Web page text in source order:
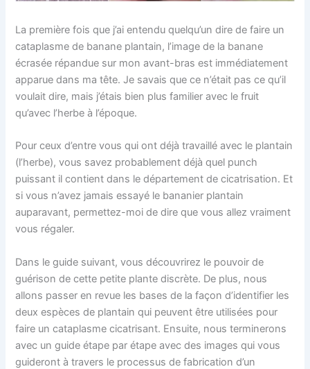
La première fois que j’ai entendu quelqu’un dire de faire un
cataplasme de banane plantain, l’image de la banane
écrasée répandue sur mon avant-bras est immédiatement
apparue dans ma tête. Je savais que ce n’était pas ce qu’il
voulait dire, mais j’étais bien plus familier avec le fruit
qu’avec l’herbe à l’époque.
Pour ceux d’entre vous qui ont déjà travaillé avec le plantain
(l’herbe), vous savez probablement déjà quel punch
puissant il contient dans le département de cicatrisation. Et
si vous n’avez jamais essayé le bananier plantain
auparavant, permettez-moi de dire que vous allez vraiment
vous régaler.
Dans le guide suivant, vous découvrirez le pouvoir de
guérison de cette petite plante discrète. De plus, nous
allons passer en revue les bases de la façon d’identifier les
deux espèces de plantain qui peuvent être utilisées pour
faire un cataplasme cicatrisant. Ensuite, nous terminerons
avec un guide étape par étape avec des images qui vous
guideront à travers le processus de fabrication d’un